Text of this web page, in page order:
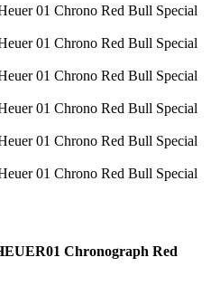
Chronograph Red